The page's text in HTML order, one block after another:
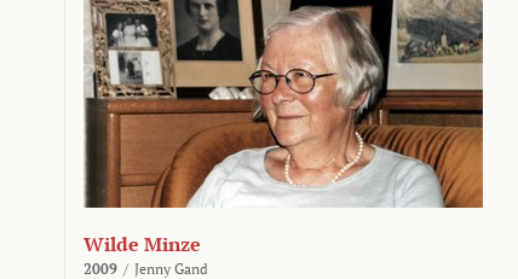
Wilde Minze
2009 / Jenny Gand